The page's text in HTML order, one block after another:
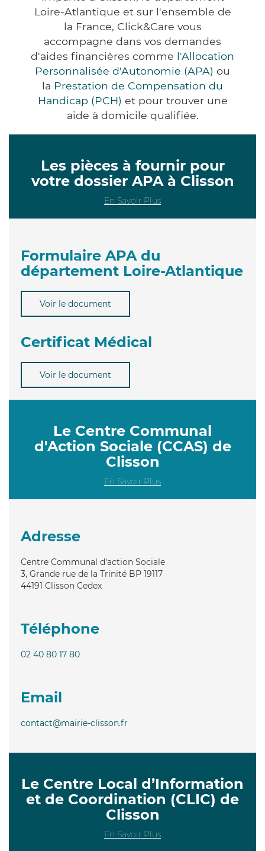
Loire-Atlantique et sur l'ensemble de
la France, Click&Care vous
accompagne dans vos demandes
d'aides financières comme l'Allocation
Personnalisée d'Autonomie (APA) ou
la Prestation de Compensation du
Handicap (PCH) et pour trouver une
aide à domicile qualifiée.
Les pièces à fournir pour
votre dossier APA à Clisson
En Savoir Plus
Formulaire APA du
département Loire-Atlantique
Voir le document
Certificat Médical
Voir le document
Le Centre Communal
d'Action Sociale (CCAS) de
Clisson
En Savoir Plus
Adresse
Centre Communal d'action Sociale
3, Grande rue de la Trinité BP 19117
44191 Clisson Cedex
Téléphone
02 40 80 17 80
Email
contact@mairie-clisson.fr
Le Centre Local d’Information
et de Coordination (CLIC) de
Clisson
En Savoir Plus